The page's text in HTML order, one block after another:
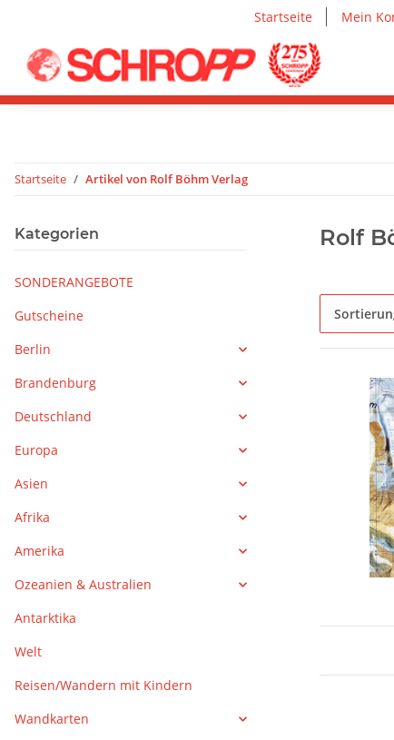
Startseite Mein
Startseite Artikel von Rolf Böhm Verlag
Rolf
Kategorien
SONDERANGEBOTE
Gutscheine
Berlin
Brandenburg
Deutschland
Europa
Asien
Afrika
Amerika
Ozeanien & Australien
Antarktika
Welt
Reisen/Wandern mit Kindern
Wandkarten